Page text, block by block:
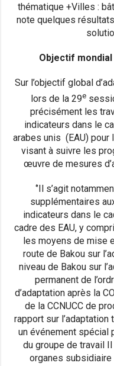
thématique +Villes :
note quelques
Objectif
Sur l’objectif global
lors de la 29e
précisément les
indicateurs dans le
arabes unis (EAU) pour
visant à suivre les
œuvre de mesures
‘’Il s’agit
supplémentaires
indicateurs dans le
cadre des EAU, y
les moyens de mise
route de Bakou sur
niveau de Bakou sur
permanent de
d’adaptation après la
de la CCNUCC de
rapport sur
un événement spécial
du groupe de travail
organes subsidiaire